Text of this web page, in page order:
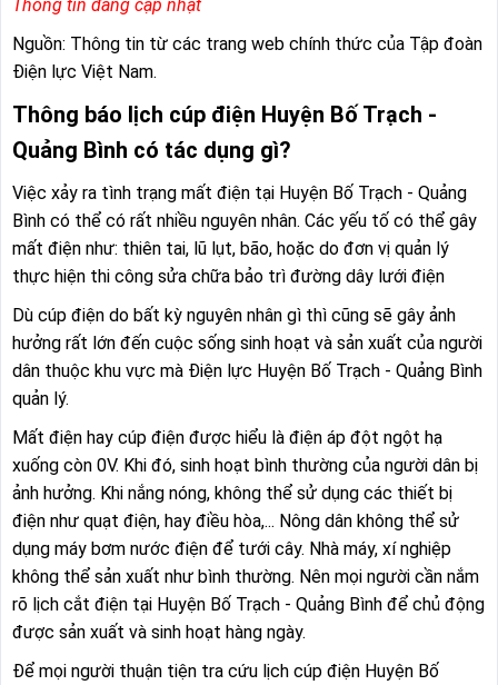
Thông tin đang cập nhật
Nguồn: Thông tin từ các trang web chính thức của Tập đoàn
Điện lực Việt Nam.
Thông báo lịch cúp điện Huyện Bố Trạch -
Quảng Bình có tác dụng gì?
Việc xảy ra tình trạng mất điện tại Huyện Bố Trạch - Quảng
Bình có thể có rất nhiều nguyên nhân. Các yếu tố có thể gây
mất điện như: thiên tai, lũ lụt, bão, hoặc do đơn vị quản lý
thực hiện thi công sửa chữa bảo trì đường dây lưới điện
Dù cúp điện do bất kỳ nguyên nhân gì thì cũng sẽ gây ảnh
hưởng rất lớn đến cuộc sống sinh hoạt và sản xuất của người
dân thuộc khu vực mà Điện lực Huyện Bố Trạch - Quảng Bình
quản lý.
Mất điện hay cúp điện được hiểu là điện áp đột ngột hạ
xuống còn 0V. Khi đó, sinh hoạt bình thường của người dân bị
ảnh hưởng. Khi nắng nóng, không thể sử dụng các thiết bị
điện như quạt điện, hay điều hòa,... Nông dân không thể sử
dụng máy bơm nước điện để tưới cây. Nhà máy, xí nghiệp
không thể sản xuất như bình thường. Nên mọi người cần nắm
rõ lịch cắt điện tại Huyện Bố Trạch - Quảng Bình để chủ động
được sản xuất và sinh hoạt hàng ngày.
Để mọi người thuận tiện tra cứu lịch cúp điện Huyện Bố